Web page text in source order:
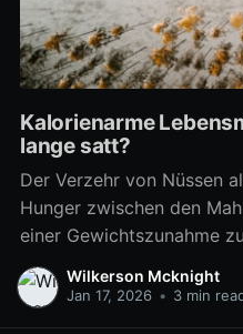
Kalorienarme
lange satt?
Der Verzehr von Nüssen
Hunger zwischen den
einer Gewichtszunahme
kalorienreiches
nährstoffreich und
Wilkerson Mcknight
Jan 17, 2026 • 3 min